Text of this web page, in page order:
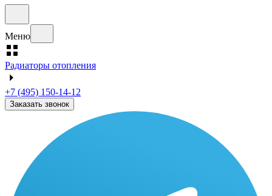
Меню
Радиаторы отопления
+7 (495) 150-14-12
Заказать звонок